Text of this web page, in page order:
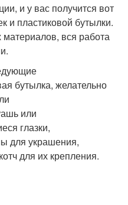
и у вас получится вот
и пластиковой бутылки.
вся работа
бутылка, желательно
или
глазки,
для украшения,
для их крепления.